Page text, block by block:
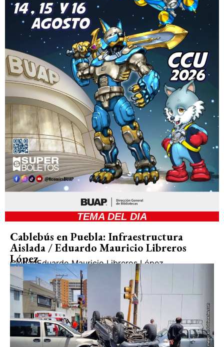
TEMA DEL DIA
Cablebús en Puebla: Infraestructura
Aislada / Eduardo Mauricio Libreros
López
CiudadEduardo Mauricio Libreros López